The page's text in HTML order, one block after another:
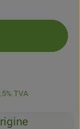
au panier
TVA